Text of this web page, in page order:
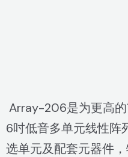
Array-206是为更高
6吋低音多单元线性阵
选单元及配套元器件